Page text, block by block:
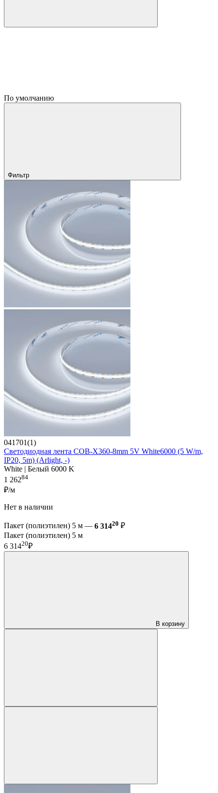
По умолчанию
Фильтр
041701(1)
Светодиодная лента COB-X360-8mm 5V White6000 (5 W/m,
IP20, 5m) (Arlight, -)
White | Белый 6000 K
1 26284
₽/м
Нет в наличии
Пакет (полиэтилен) 5 м — 6 31420 ₽
Пакет (полиэтилен) 5 м
6 31420₽
В корзину